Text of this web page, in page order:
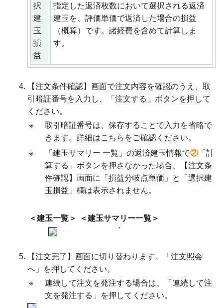
択
建
玉
損
益
指定した返済枚数において選択される返済
建玉を、評価単価で返済した場合の損益
（概算）です。諸経費を含めて計算しま
す。
【注文条件確認】画面で注文内容を確認のうえ、取
引暗証番号を入力し、「注文する」ボタンを押して
ください。
※
取引暗証番号は、保存することで入力を省略で
きます。詳細はこちら をご確認ください。
※
「建玉サマリー 一覧」の返済建玉情報で②「計
算する」ボタンを押さなかった場合、【注文条
件確認】画面に「損益分岐点単価」と「選択建
玉損益」欄は表示されません。
＜建玉一覧＞ ＜建玉サマリー一覧＞
【注文完了】画面に切り替わります。「注文照会
へ」を押してください。
※
連続して注文を発注する場合は、「連続して注
文を発注する」を押してください。